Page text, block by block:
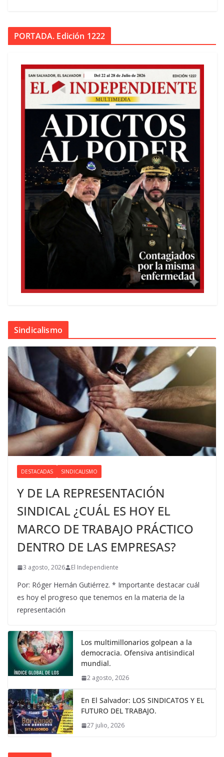
PORTADA. Edición 1222
Sindicalismo
DESTACADAS SINDICALISMO
Y DE LA REPRESENTACIÓN
SINDICAL ¿CUÁL ES HOY EL
MARCO DE TRABAJO PRÁCTICO
DENTRO DE LAS EMPRESAS?
3 agosto, 2026 El Independiente
Por: Róger Hernán Gutiérrez. * Importante destacar cuál
es hoy el progreso que tenemos en la materia de la
representación
Los multimillonarios golpean a la
democracia. Ofensiva antisindical
mundial.
2 agosto, 2026
En El Salvador: LOS SINDICATOS Y EL
FUTURO DEL TRABAJO.
27 julio, 2026